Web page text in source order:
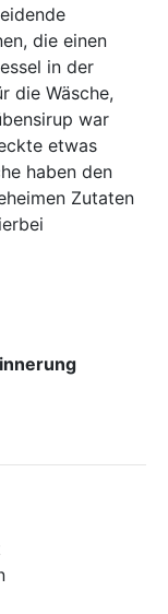
die einen
in der
die Wäsche,
war
etwas
haben den
Zutaten